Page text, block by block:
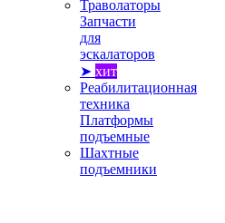
Траволаторы
Запчасти
для
эскалаторов
➤ хит
Реабилитационная
техника
Платформы
подъемные
Шахтные
подъемники